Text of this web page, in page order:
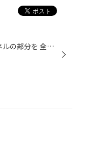
今回の作業紹介ですが、 現行のステップＷＧスパーダで標準メッキパネルの部分を 全てブラックメッキに変更です。 色の濃さは変更出来ますので今回は濃い目に施工させていただきました。 純正以外のドアハンドルのパネルやガーニッシュなども メッキ加工されている部品なら 全て加工可能です。 同時...